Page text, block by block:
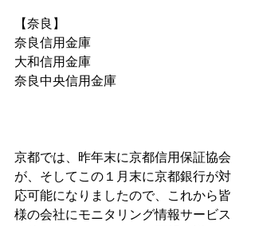
【奈良】
奈良信用金庫
大和信用金庫
奈良中央信用金庫
京都では、昨年末に京都信用保証協会
が、そしてこの１月末に京都銀行が対
応可能になりましたので、これから皆
様の会社にモニタリング情報サービス